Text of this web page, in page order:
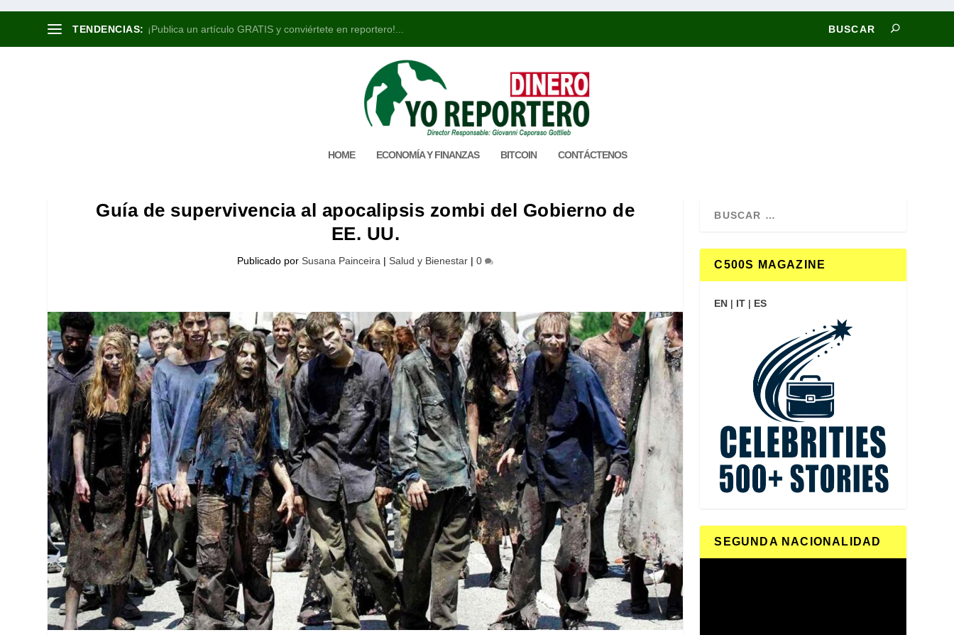
TENDENCIAS: ¡Publica un artículo GRATIS y conviértete en reportero!...
HOME ECONOMÍA Y FINANZAS BITCOIN CONTÁCTENOS
Guía de supervivencia al apocalipsis zombi del Gobierno de
EE. UU.
Publicado por Susana Painceira | Salud y Bienestar |0 C500S MAGAZINE
EN | IT | ES
SEGUNDA NACIONALIDAD